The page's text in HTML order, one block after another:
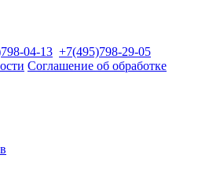
04-13 +7(495)798-29-05
Соглашение об обработке